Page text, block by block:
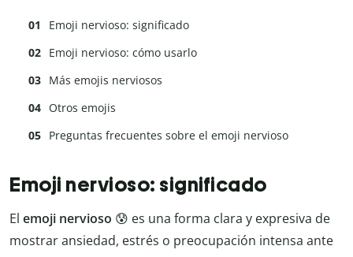
Emoji nervioso: significado
Emoji nervioso: cómo usarlo
Más emojis nerviosos
Otros emojis
Preguntas frecuentes sobre el emoji nervioso
Emoji nervioso: significado
El emoji nervioso 😰 es una forma clara y expresiva de
mostrar ansiedad, estrés o preocupación intensa ante